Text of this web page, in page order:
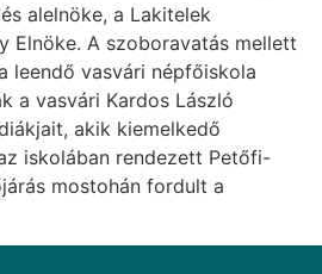
alelnöke, a Lakitelek
Elnöke. A szoboravatás mellett
leendő vasvári népfőiskola
a vasvári Kardos László
akik kiemelkedő
iskolában rendezett Petőfi-
mostohán fordult a